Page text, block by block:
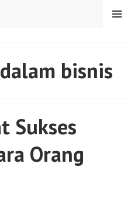
MENU
bisnis
Sukses
Orang